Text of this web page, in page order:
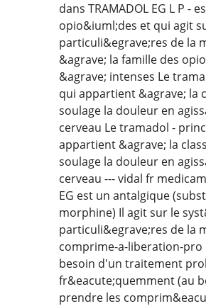
dans TRAMADOL EG L P
opio&iuml;des et qui agit
particuli&egrave;res de la
&agrave; la famille des
&agrave; intenses Le
qui appartient &agrave; la
soulage la douleur en
cerveau Le tramadol -
appartient &agrave; la
soulage la douleur en
cerveau --- vidal fr
EG est un antalgique
morphine) Il agit sur le
particuli&egrave;res de la
comprime-a-liberation-pro
besoin d'un traitement
fr&eacute;quemment (au
prendre les